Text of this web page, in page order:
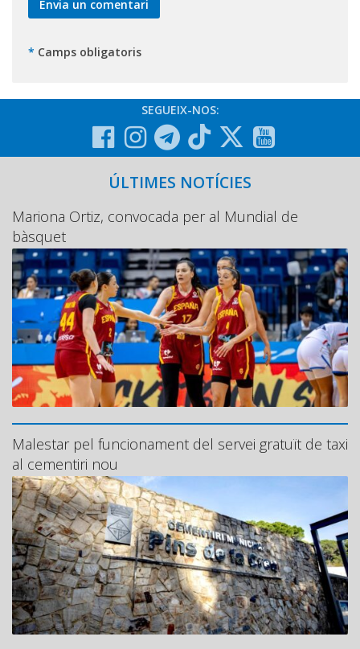
* Camps obligatoris
SEGUEIX-NOS:
ÚLTIMES NOTÍCIES
Mariona Ortiz, convocada per al Mundial de
bàsquet
Malestar pel funcionament del servei gratuït de taxi
al cementiri nou